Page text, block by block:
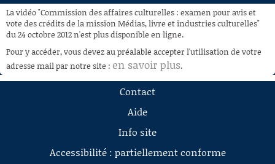
À LA DEMANDE
RECHERCHE
AIDE À LA DÉCOUPE
DE VIDÉOS
La vidéo "Commission des affaires culturelles : examen pour avis et
vote des crédits de la mission Médias, livre et industries culturelles"
du 24 octobre 2012 n'est plus disponible en ligne.
Pour y accéder, vous devez au préalable accepter l'utilisation de votre
adresse mail par notre site : en savoir plus.
Contact
Aide
Info site
Accessibilité : partiellement conforme